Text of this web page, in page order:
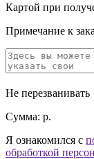
Картой при
Примечание к
Не перезванивать
Сумма: р.
Я ознакомился с
обработкой